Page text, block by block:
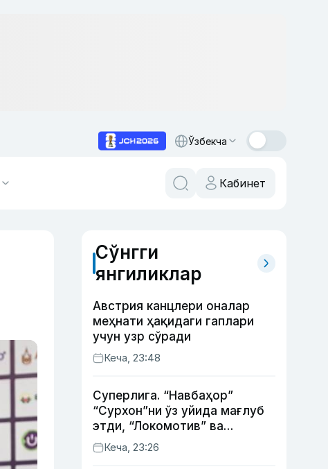
Ўзбекча
Кабинет
Сўнгги
янгиликлар
Австрия канцлери оналар
меҳнати ҳақидаги гаплари
учун узр сўради
Кеча, 23:48
Суперлига. “Навбаҳор”
“Сурхон”ни ўз уйида мағлуб
этди, “Локомотив” ва
“Хоразм” уйда ғалаба
қозонди
Кеча, 23:26